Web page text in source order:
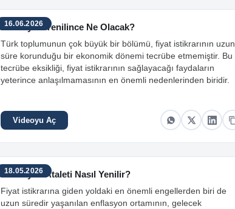
16.06.2026
Enflasyon Yenilince Ne Olacak?
Türk toplumunun çok büyük bir bölümü, fiyat istikrarının uzun
süre korunduğu bir ekonomik dönemi tecrübe etmemiştir. Bu
tecrübe eksikliği, fiyat istikrarının sağlayacağı faydaların
yeterince anlaşılmamasının en önemli nedenlerinden biridir.
Videoyu Aç
18.05.2026
Enflasyon Ataleti Nasıl Yenilir?
Fiyat istikrarına giden yoldaki en önemli engellerden biri de
uzun süredir yaşanılan enflasyon ortamının, gelecek